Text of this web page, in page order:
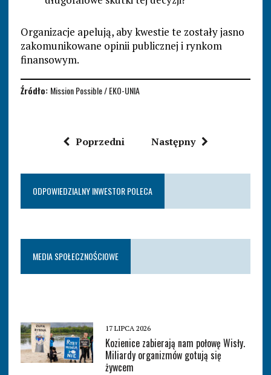
Organizacje apelują, aby kwestie te zostały jasno
zakomunikowane opinii publicznej i rynkom
finansowym.
Źródło: Mission Possible / EKO-UNIA
Poprzedni Następny
ODPOWIEDZIALNY INWESTOR POLECA
MEDIA SPOŁECZNOŚCIOWE
17 LIPCA 2026
Kozienice zabierają nam połowę Wisły.
Miliardy organizmów gotują się
żywcem